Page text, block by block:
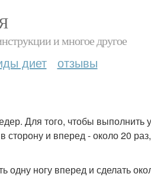
и многое другое
диет отзывы
Для того, чтобы выполнить
и вперед - около 20
ногу вперед и сделать